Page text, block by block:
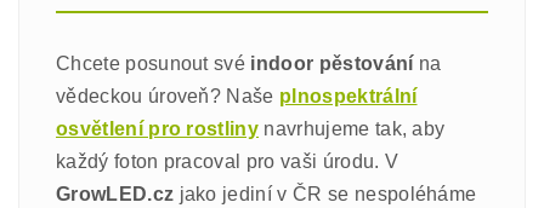
Chcete posunout své indoor pěstování na
vědeckou úroveň? Naše plnospektrální
osvětlení pro rostliny navrhujeme tak, aby
každý foton pracoval pro vaši úrodu. V
GrowLED.cz jako jediní v ČR se nespoléháme